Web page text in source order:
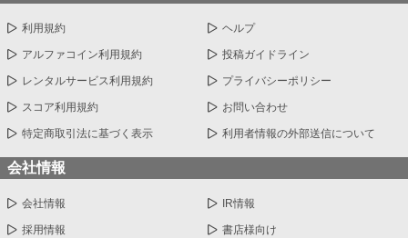
利用規約 ヘルプ
アルファコイン利用規約 投稿ガイドライン
レンタルサービス利用規約 プライバシーポリシー
スコア利用規約 お問い合わせ
特定商取引法に基づく表示 利用者情報の外部送信について
会社情報
会社情報 IR情報
採用情報 書店様向け